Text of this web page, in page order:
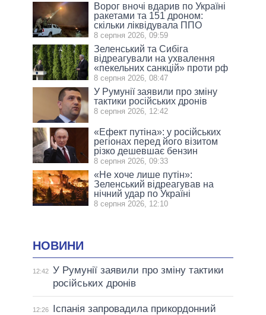
Ворог вночі вдарив по Україні
ракетами та 151 дроном:
скільки ліквідувала ППО
8 серпня 2026, 09:59
Зеленський та Сибіга
відреагували на ухвалення
«пекельних санкцій» проти рф
8 серпня 2026, 08:47
У Румунії заявили про зміну
тактики російських дронів
8 серпня 2026, 12:42
«Ефект путіна»: у російських
регіонах перед його візитом
різко дешевшає бензин
8 серпня 2026, 09:33
«Не хоче лише путін»:
Зеленський відреагував на
нічний удар по Україні
8 серпня 2026, 12:10
НОВИНИ
12:42 У Румунії заявили про зміну тактики
російських дронів
12:26
Іспанія запровадила прикордонний